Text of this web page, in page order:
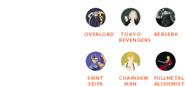
OVERLORD
TOKYO
REVENGERS
BERSERK
SAINT
SEIYA
CHAINSAW
MAN
FULLMETAL
ALCHEMIST